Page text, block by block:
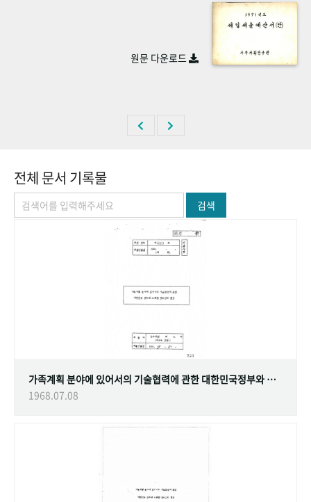
숫자로 보는 50년 50+1주년 광장
원문 다운로드
전체 문서 기록물
검색
가족계획 분야에 있어서의 기술협력에 관한 대한민국정부와 스웨덴 정부간의 협정
1968.07.08